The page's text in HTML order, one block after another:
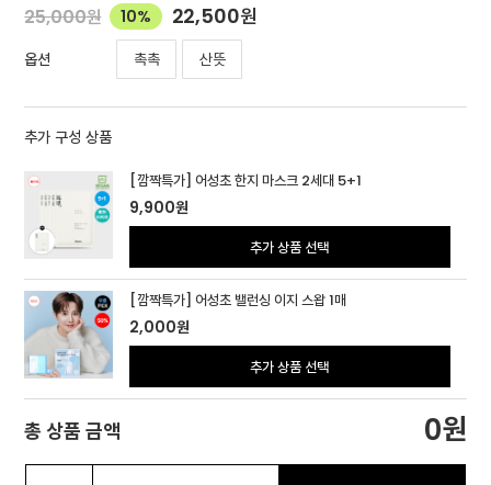
25,000원 10% 22,500원
옵션 촉촉 산뜻
추가 구성 상품
[깜짝특가] 어성초 한지 마스크 2세대 5+1
9,900원
추가 상품 선택
[깜짝특가] 어성초 밸런싱 이지 스왑 1매
2,000원
추가 상품 선택
총 상품 금액 0원